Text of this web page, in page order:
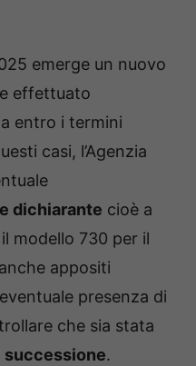
emerge un nuovo
effettuato
entro i termini
casi, l’Agenzia
dichiarante cioè a
modello 730 per il
appositi
presenza di
che sia stata
successione.